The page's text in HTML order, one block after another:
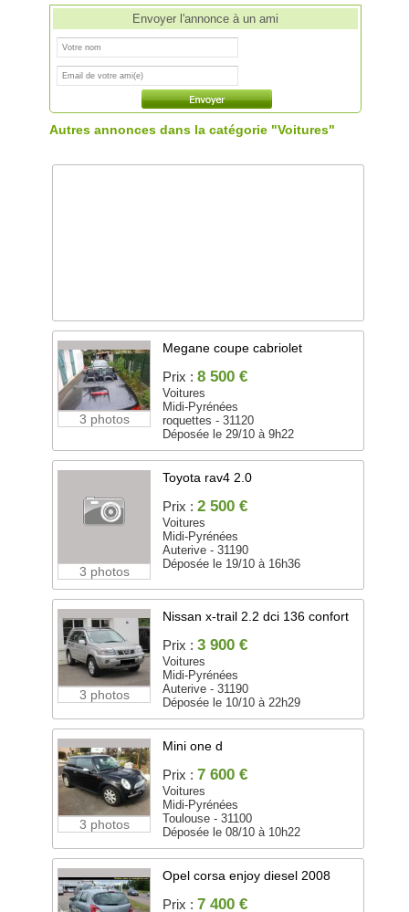
Envoyer l'annonce à un ami
Autres annonces dans la catégorie "Voitures"
3 photos
Megane coupe cabriolet
Prix : 8 500 €
Voitures
Midi-Pyrénées
roquettes - 31120
Déposée le 29/10 à 9h22
3 photos
Toyota rav4 2.0
Prix : 2 500 €
Voitures
Midi-Pyrénées
Auterive - 31190
Déposée le 19/10 à 16h36
3 photos
Nissan x-trail 2.2 dci 136 confort
Prix : 3 900 €
Voitures
Midi-Pyrénées
Auterive - 31190
Déposée le 10/10 à 22h29
3 photos
Mini one d
Prix : 7 600 €
Voitures
Midi-Pyrénées
Toulouse - 31100
Déposée le 08/10 à 10h22
Opel corsa enjoy diesel 2008
Prix : 7 400 €